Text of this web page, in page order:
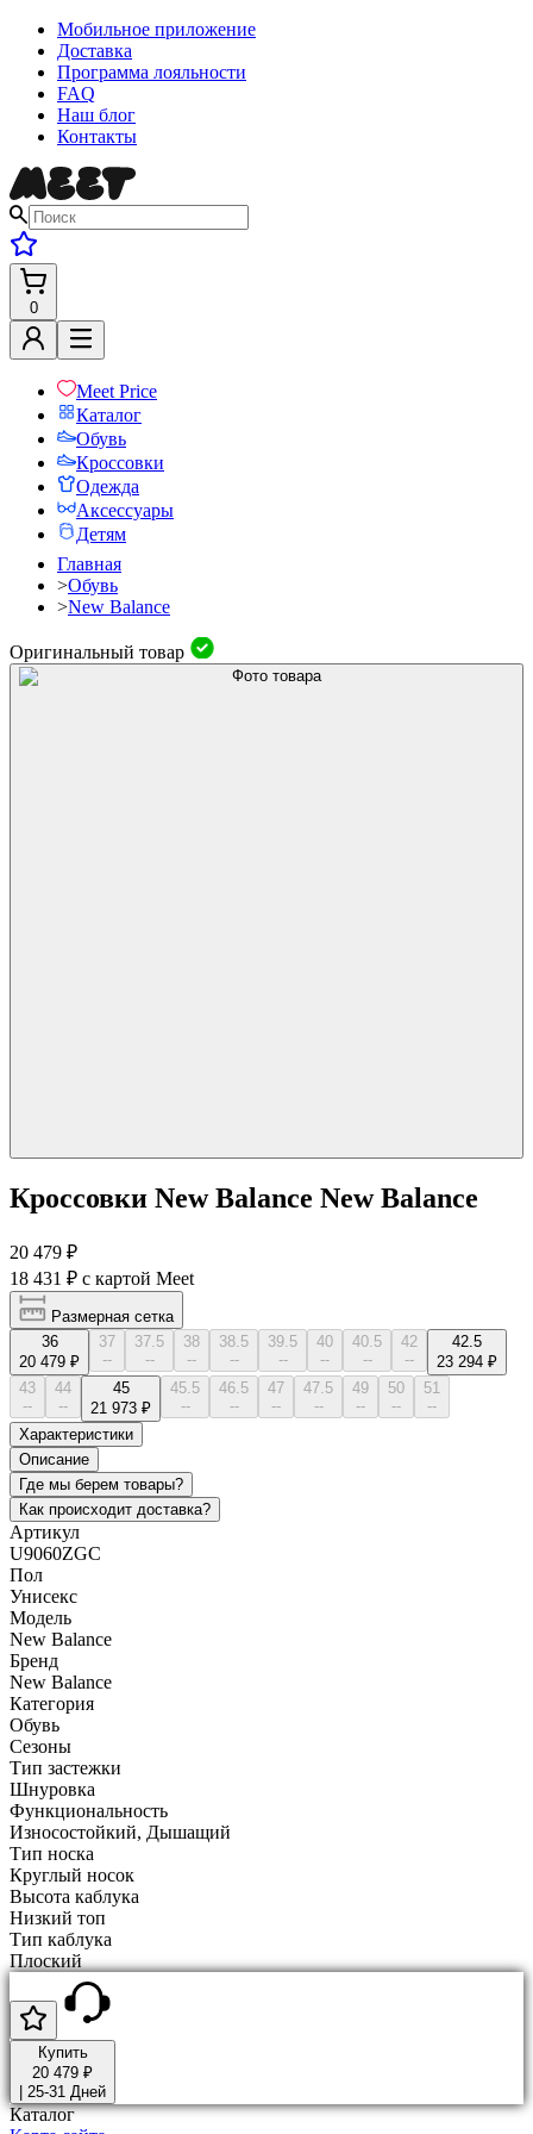
Мобильное приложение
Доставка
Программа лояльности
FAQ
Наш блог
Контакты
0
Meet Price
Каталог
Обувь
Кроссовки
Одежда
Аксессуары
Детям
Главная
>Обувь
>New Balance
Оригинальный товар
Кроссовки New Balance New Balance
20 479 ₽
18 431 ₽ с картой Meet
Размерная сетка
36
20 479 ₽
37
--
37.5
--
38
--
38.5
--
39.5
--
40
--
40.5
--
42
--
42.5
23 294 ₽
43
--
44
--
45
21 973 ₽
45.5
--
46.5
--
47
--
47.5
--
49
--
50
--
51
--
Характеристики
Описание
Где мы берем товары?
Как происходит доставка?
Артикул
U9060ZGC
Пол
Унисекс
Модель
New Balance
Бренд
New Balance
Категория
Обувь
Сезоны
Тип застежки
Шнуровка
Функциональность
Износостойкий, Дышащий
Тип носка
Круглый носок
Высота каблука
Низкий топ
Тип каблука
Плоский
Купить
20 479 ₽
25-31 Дней
Каталог